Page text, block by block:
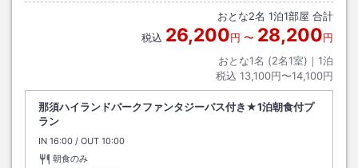
おとな2名 1泊1部屋 合計
税込 26,200円 〜 28,200円
おとな1名 (2名1室)｜ 1泊
税込 13,100円〜14,100円
那須ハイランドパークファンタジーパス付き★1泊朝食付プ
ラン
IN チェックイン
16:00 / OUT チェックアウト
10:00
朝食のみ